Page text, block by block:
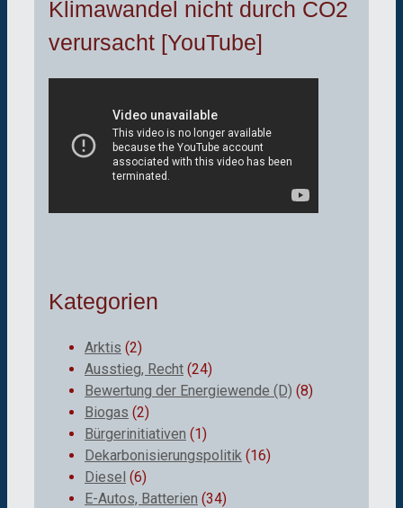
Klimawandel nicht durch CO2
verursacht [YouTube]
Kategorien
Arktis (2)
Ausstieg, Recht (24)
Bewertung der Energiewende (D) (8)
Biogas (2)
Bürgerinitiativen (1)
Dekarbonisierungspolitik (16)
Diesel (6)
E-Autos, Batterien (34)